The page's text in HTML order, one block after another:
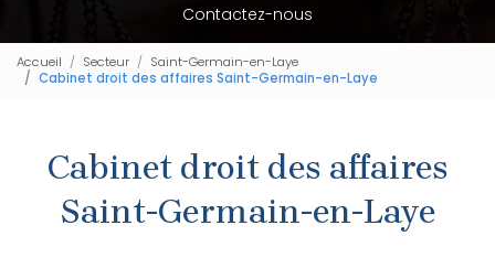
Contactez-nous
Accueil Secteur
Saint-Germain-en-Laye
Cabinet droit des affaires Saint-Germain-en-Laye
Cabinet droit des affaires
Saint-Germain-en-Laye